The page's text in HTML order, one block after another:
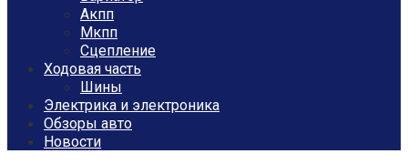
Акпп
Мкпп
Сцепление
Ходовая часть
Шины
Электрика и электроника
Обзоры авто
Новости